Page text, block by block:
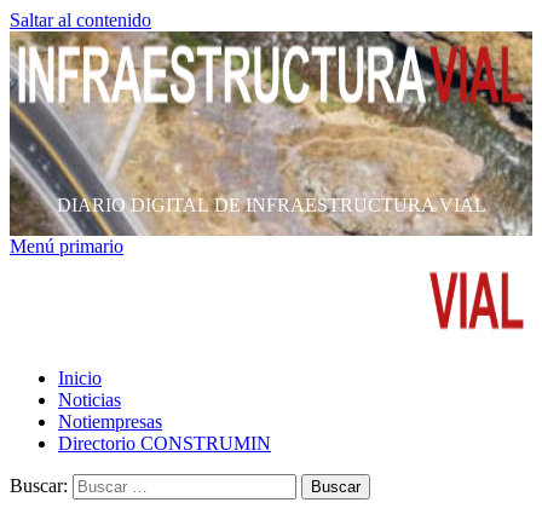
Saltar al contenido
DIARIO DIGITAL DE INFRAESTRUCTURA VIAL
Menú primario
Inicio
Noticias
Notiempresas
Directorio CONSTRUMIN
Buscar: